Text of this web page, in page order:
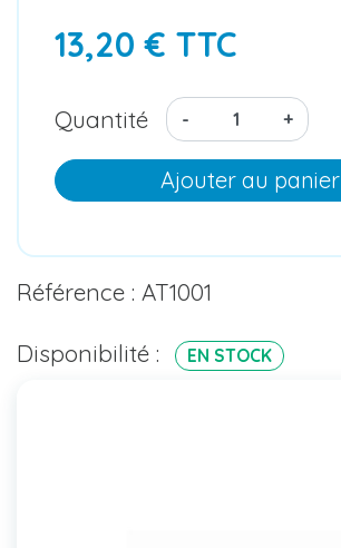
13,20 € TTC
Quantité - +
Ajouter au panier
Référence : AT1001
Disponibilité : EN STOCK